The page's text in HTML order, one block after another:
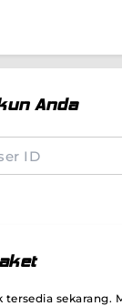
Anda
sekarang.